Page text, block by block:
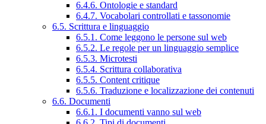
6.4.6. Ontologie e standard
6.4.7. Vocabolari controllati e tassonomie
6.5. Scrittura e linguaggio
6.5.1. Come leggono le persone sul web
6.5.2. Le regole per un linguaggio semplice
6.5.3. Microtesti
6.5.4. Scrittura collaborativa
6.5.5. Content critique
6.5.6. Traduzione e localizzazione dei contenuti
6.6. Documenti
6.6.1. I documenti vanno sul web